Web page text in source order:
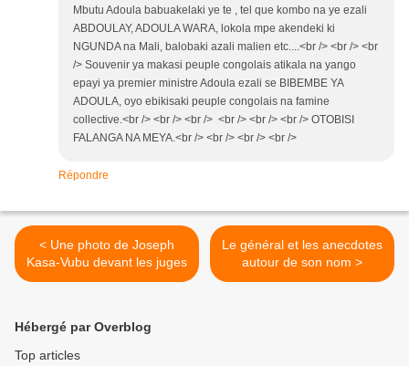
Mbutu Adoula babuakelaki ye te , tel que kombo na ye ezali
ABDOULAY, ADOULA WARA, lokola mpe akendeki ki
NGUNDA na Mali, balobaki azali malien etc....<br /> <br /> <br
/> Souvenir ya makasi peuple congolais atikala na yango
epayi ya premier ministre Adoula ezali se BIBEMBE YA
ADOULA, oyo ebikisaki peuple congolais na famine
collective.<br /> <br /> <br /> <br /> <br /> <br /> OTOBISI
FALANGA NA MEYA.<br /> <br /> <br /> <br />
Répondre
< Une photo de Joseph
Kasa-Vubu devant les juges
Le général et les anecdotes
autour de son nom >
Hébergé par Overblog
Top articles